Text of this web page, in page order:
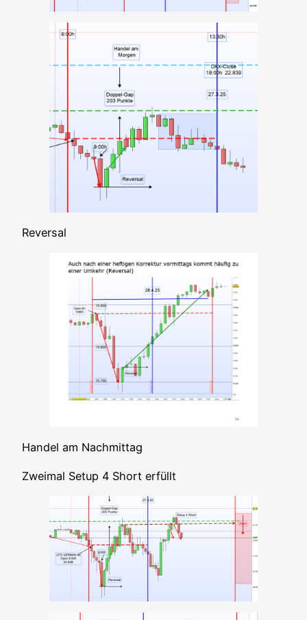
Rever­sal
Han­del am Nachmittag
Zwei­mal Set­up 4 Short erfüllt